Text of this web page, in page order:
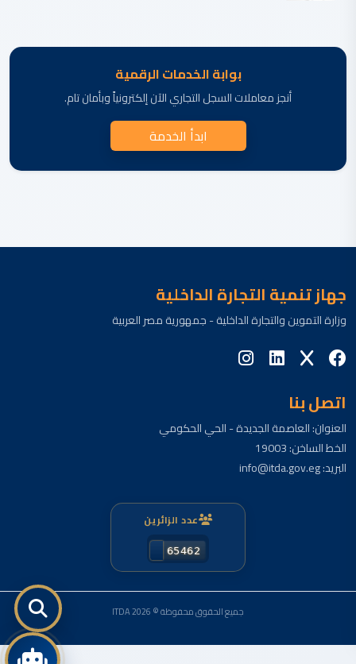
بوابة الخدمات الرقمية
أنجز معاملات السجل التجاري الآن إلكترونياً وبأمان تام.
ابدأ الخدمة
جهاز تنمية التجارة الداخلية
وزارة التموين والتجارة الداخلية - جمهورية مصر العربية
اتصل بنا
العنوان: العاصمة الجديدة - الحي الحكومي
الخط الساخن: 19003
البريد: info@itda.gov.eg
عدد الزائرين
جميع الحقوق محفوظة © ITDA 2026